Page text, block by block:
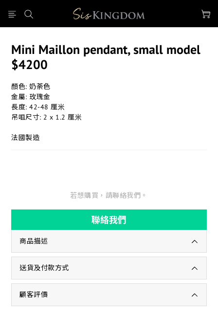
Mini Maillon pendant, small model
$4200
顏色: 奶荼色
金屬: 玫瑰金
長度: 42-48 厘米
吊咀尺寸: 2 x 1.2 厘米
法國製造
若想購買，請聯絡我們。
聯絡我們
商品描述
送貨及付款方式
顧客評價